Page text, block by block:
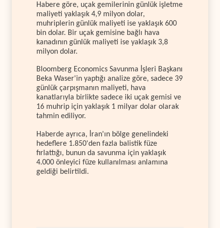
Habere göre, uçak gemilerinin günlük işletme
maliyeti yaklaşık 4,9 milyon dolar,
muhriplerin günlük maliyeti ise yaklaşık 600
bin dolar. Bir uçak gemisine bağlı hava
kanadının günlük maliyeti ise yaklaşık 3,8
milyon dolar.
Bloomberg Economics Savunma İşleri Başkanı
Beka Waser'in yaptığı analize göre, sadece 39
günlük çarpışmanın maliyeti, hava
kanatlarıyla birlikte sadece iki uçak gemisi ve
16 muhrip için yaklaşık 1 milyar dolar olarak
tahmin ediliyor.
Haberde ayrıca, İran'ın bölge genelindeki
hedeflere 1.850'den fazla balistik füze
fırlattığı, bunun da savunma için yaklaşık
4.000 önleyici füze kullanılması anlamına
geldiği belirtildi.